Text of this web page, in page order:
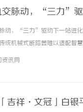
交脉动，“三力”
动，“三力”驱动下一站进
统机械式断路器难以适配智
破传统机械架构物理极限。
资讯网
吉祥・文冠」白银